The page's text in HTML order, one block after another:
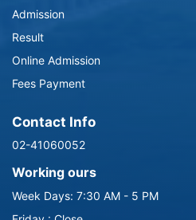
Admission
Result
Online Admission
Fees Payment
Contact Info
02-41060052
Working ours
Week Days: 7:30 AM - 5 PM